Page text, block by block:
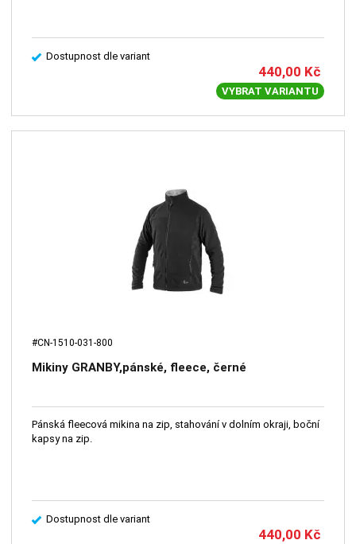
Dostupnost dle variant
440,00 Kč
VYBRAT VARIANTU
#CN-1510-031-800
Mikiny GRANBY,pánské, fleece, černé
Pánská fleecová mikina na zip, stahování v dolním okraji, boční
kapsy na zip.
Dostupnost dle variant
440,00 Kč